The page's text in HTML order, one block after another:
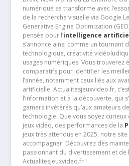
numérique se transforme avec
de la recherche visuelle via Google
Generative Engine Optimization
pensée pour l’intelligence
s’annonce ainsi comme un tournant
technologique, créativité
usages numériques. Vous trouverez
comparatifs pour identifier les
l’année, notamment ceux liés aux
artificielle. Actualitesjeuxvideo.fr,
l’information et à la découverte, qui
gamers invétérés qu’aux amateurs
technologie. Que vous soyez
jeux vidéo, des performances de la
jeux très attendus en 2025, notre
accompagner. Découvrez dès
passionnant du divertissement et de
Actualitesjeuxvideo.fr !